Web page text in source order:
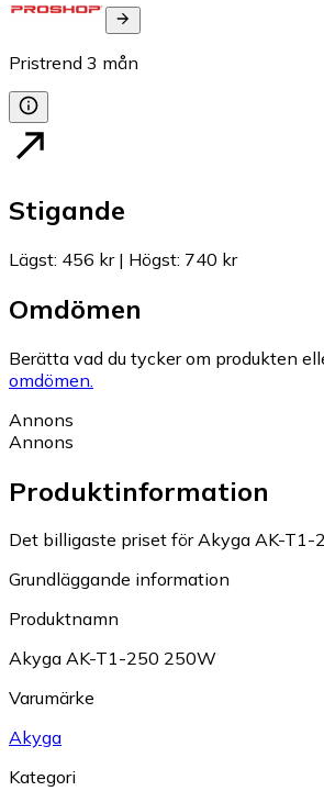
Pristrend 3 mån
Stigande
Lägst: 456 kr| Högst: 740 kr
Omdömen
Berätta vad du tycker om produkten
omdömen.
Annons
Annons
Produktinformation
Det billigaste priset för Akyga AK-T1-
Grundläggande information
Produktnamn
Akyga AK-T1-250 250W
Varumärke
Akyga
Kategori